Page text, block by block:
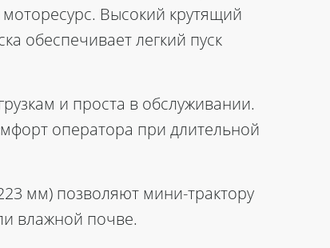
Высокий крутящий
обеспечивает легкий пуск
и проста в обслуживании.
оператора при длительной
мм) позволяют мини-трактору
влажной почве.